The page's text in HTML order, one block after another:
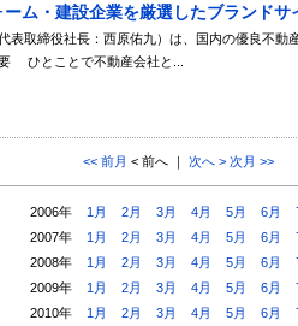
ム・建設企業を厳選したブランドサ
表取締役社長：西原佑九）は、国内の優良不動
ひとことで不動産会社と...
<< 前月 < 前へ ｜ 次へ > 次月 >>
2006年 1月 2月 3月 4月 5月 6月
2007年
1月 2月 3月 4月 5月 6月
2008年
1月 2月 3月 4月 5月 6月
2009年
1月 2月 3月 4月 5月 6月
2010年
1月 2月 3月 4月 5月 6月